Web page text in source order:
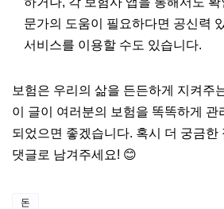
문가의 도움이 필요하다면 공신력
서비스를 이용할 수도 있습니다.
보험은 우리의 삶을 든든하게 지켜주
이 글이 여러분의 보험을 똑똑하게 관
되었으면 좋겠습니다. 혹시 더 궁금한
댓글로 남겨주세요! 😊
돈